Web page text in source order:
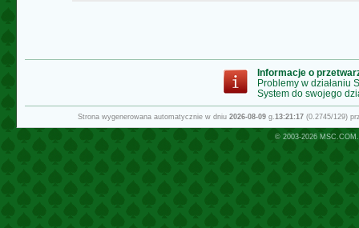
Informacje o
Problemy w działaniu
System do swojego
Strona wygenerowana automatycznie w dniu 2026-08-09g.13:21:17(0.2745/129)
© 2003-2026